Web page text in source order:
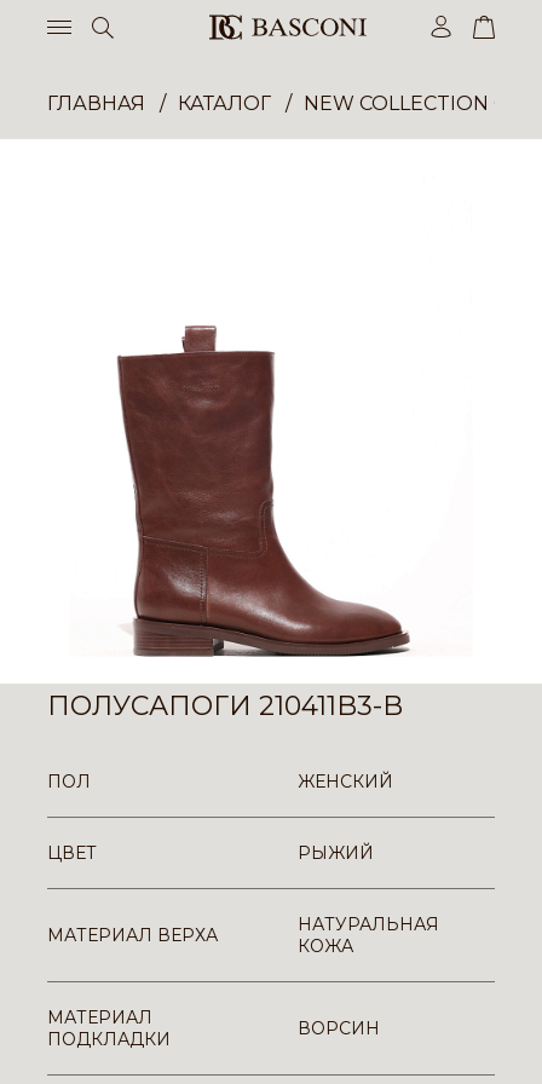
ГЛАВНАЯ КАТАЛОГ NEW COLLECTION
ПОЛУСАПОГИ 210411B3-B
ПОЛ ЖЕНСКИЙ
ЦВЕТ РЫЖИЙ
МАТЕРИАЛ ВЕРХА
НАТУРАЛЬНАЯ
КОЖА
МАТЕРИАЛ
ПОДКЛАДКИ
ВОРСИН